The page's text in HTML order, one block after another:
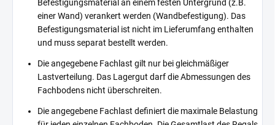
Befestigungsmaterial an einem festen Untergrund (z.B.
einer Wand) verankert werden (Wandbefestigung). Das
Befestigungsmaterial ist nicht im Lieferumfang enthalten
und muss separat bestellt werden.
Die angegebene Fachlast gilt nur bei gleichmäßiger
Lastverteilung. Das Lagergut darf die Abmessungen des
Fachbodens nicht überschreiten.
Die angegebene Fachlast definiert die maximale Belastung